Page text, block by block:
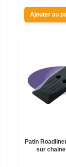
Ajouter au
Patin
sur